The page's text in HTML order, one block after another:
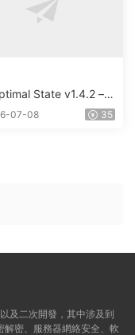
State v1.4.2 –
優化、清理和安
07-08 35
及二次開發，其中涉及到
解密、服務器網絡安全、軟